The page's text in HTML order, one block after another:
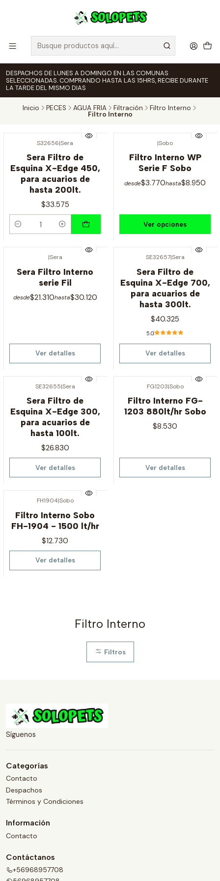
DESPACHOS DE LUNES A DOMINGO EN LAS COMUNAS
SELECCIONADAS. COMPRANDO HASTA LAS 15HRS, RECIBE DURANTE
LA TARDE DEL MISMO DIAS
Inicio PECES AGUA FRIA Filtración Filtro Interno
Filtro Interno
S32656|Sera
Sera Filtro de
Esquina X-Edge 450,
para acuarios de
hasta 200lt.
$33.575
Cantidad
|Sobo
Filtro Interno WP
Serie F Sobo
desde$3.770hasta$8.950
Ver opciones
|Sera
Sera Filtro Interno
serie Fil
desde$21.310hasta$30.120
Ver detalles
SE32657|Sera
Sera Filtro de
Esquina X-Edge 700,
para acuarios de
hasta 300lt.
$40.325
5.0
Ver detalles
SE32655|Sera
Sera Filtro de
Esquina X-Edge 300,
para acuarios de
hasta 100lt.
$26.830
Ver detalles
FG1203|Sobo
Filtro Interno FG-
1203 880lt/hr Sobo
$8.530
Ver detalles
FH1904|Sobo
Filtro Interno Sobo
FH-1904 - 1500 lt/hr
$12.730
Ver detalles
Filtro Interno
Filtros
Síguenos
Categorías
Contacto
Despachos
Términos y Condiciones
Información
Contacto
Contáctanos
+56968957708